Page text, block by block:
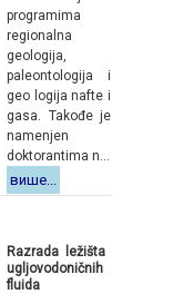
programima
regionalna
geologija,
paleontologija i
geo logija nafte i
gasa. Takođe je
namenjen
doktorantima n...
више...
Razrada ležišta
ugljovodoničnih
fluida